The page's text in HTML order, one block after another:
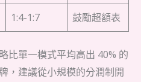
1:4-1:7 鼓勵超額表
比單一模式平均高出 40% 的
，建議從小規模的分潤制開